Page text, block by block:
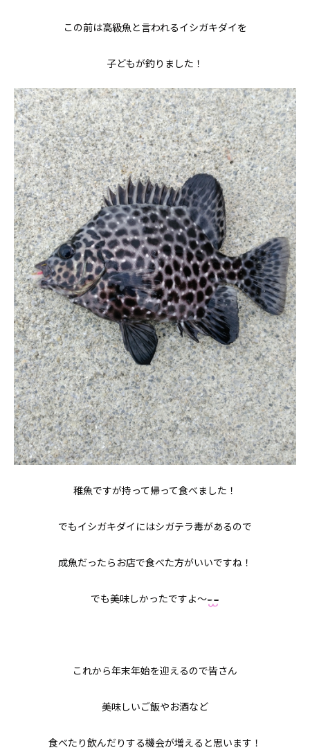
この前は高級魚と言われるイシガキダイを
子どもが釣りました！
稚魚ですが持って帰って食べました！
でもイシガキダイにはシガテラ毒があるので
成魚だったらお店で食べた方がいいですね！
でも美味しかったですよ〜
これから年末年始を迎えるので皆さん
美味しいご飯やお酒など
食べたり飲んだりする機会が増えると思います！